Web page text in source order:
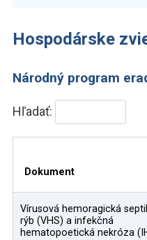
Hospodárske
Národný program
Hľadať:
Dokument
Vírusová hemoragická
rýb (VHS) a infekčná
hematopoetická nekróza